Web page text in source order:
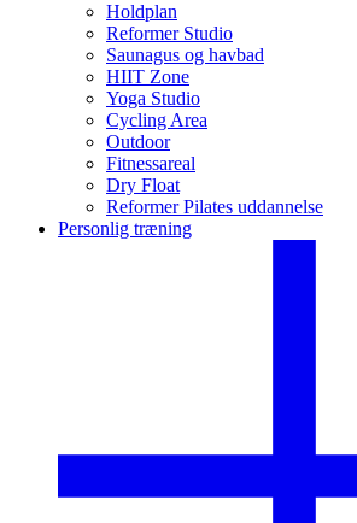
Holdplan
Reformer Studio
Saunagus og havbad
HIIT Zone
Yoga Studio
Cycling Area
Outdoor
Fitnessareal
Dry Float
Reformer Pilates uddannelse
Personlig træning